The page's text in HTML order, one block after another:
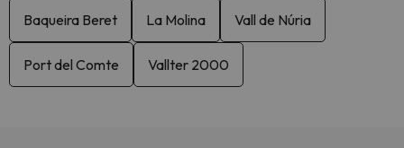
Baqueira Beret La Molina Vall de Núria
Port del Comte Vallter 2000